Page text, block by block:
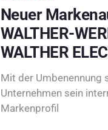
Neuer
WALTHER-
WALTHER
Mit der Umbenennung
Unternehmen sein
Markenprofil